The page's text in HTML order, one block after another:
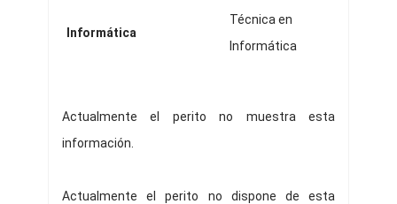
Informática
Técnica en
Informática
Actualmente el perito no muestra esta
información.
Actualmente el perito no dispone de esta